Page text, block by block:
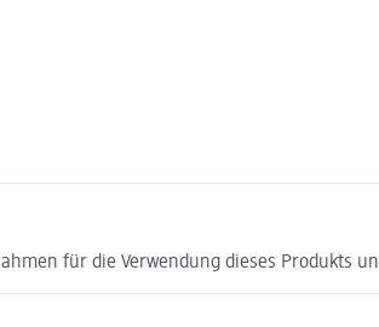
für die Verwendung dieses